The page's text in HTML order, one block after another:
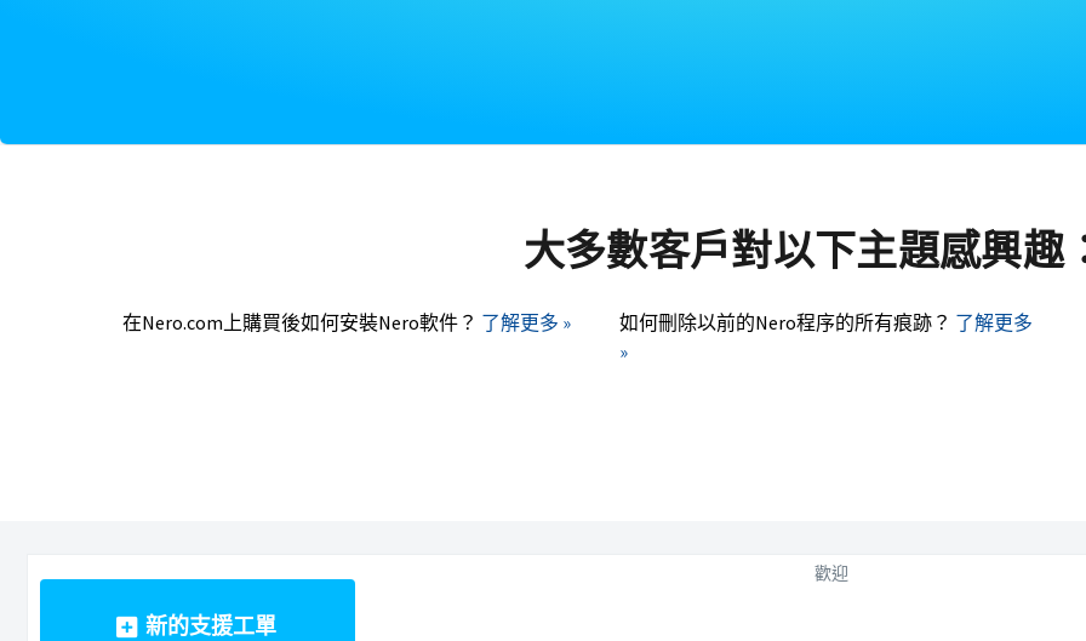
大多數客戶對以下主題感興趣
在Nero.com上購買後如何安裝Nero軟件？ 了解更多 » 如何刪除以前的Nero程序的所有痕跡？ 了解更多
»
新的支援工單
歡迎